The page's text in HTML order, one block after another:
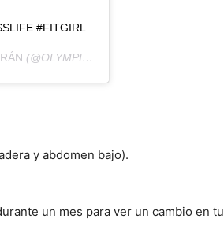
#FITGIRL
(@OLYMPIA_VIL) EL
y abdomen bajo).
un mes para ver un cambio en tu